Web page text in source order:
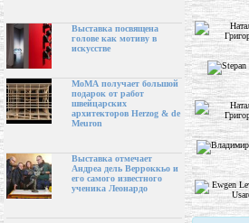
Выставка посвящена
голове как мотиву в
искусстве
МоМА получает большой
подарок от работ
швейцарских
архитекторов Herzog & de
Meuron
Выставка отмечает
Андреа дель Верроккьо и
его самого известного
ученика Леонардо